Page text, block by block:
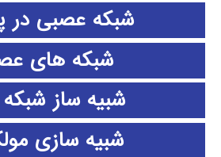
شبکه عصبی در
شبکه های
شبیه ساز شبکه NS2
شبیه سازی